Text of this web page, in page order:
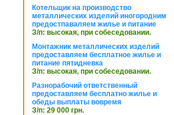
Котельщик на производство
металлических изделий иногородним
предостпаваляем жилье и питание
З/п: высокая, при собеседовании.
Монтажник металлических изделий
предоставляем бесплатное жилье и
питание пятидневка
З/п: высокая, при собеседовании.
Разнорабочий ответственный
предоставляем бесплатно жилье и
обеды выплаты вовремя
З/п: 29 000 грн.